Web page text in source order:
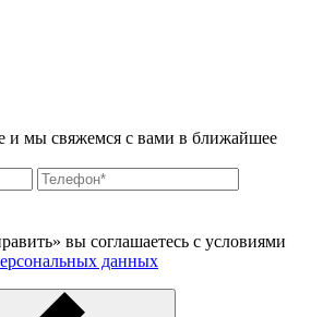
и мы свяжемся с вами в ближайшее
вы соглашаетесь с условиями
данных